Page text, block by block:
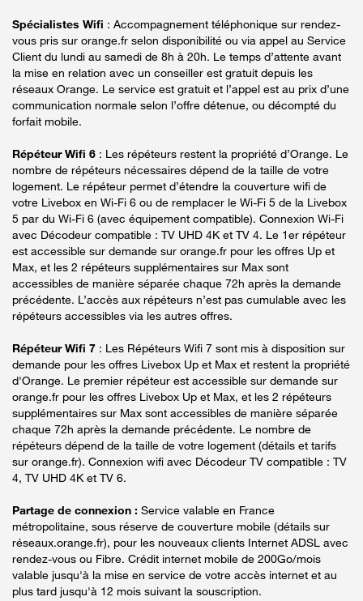
Spécialistes Wifi : Accompagnement téléphonique sur rendez-
vous pris sur orange.fr selon disponibilité ou via appel au Service
Client du lundi au samedi de 8h à 20h. Le temps d’attente avant
la mise en relation avec un conseiller est gratuit depuis les
réseaux Orange. Le service est gratuit et l’appel est au prix d’une
communication normale selon l’offre détenue, ou décompté du
forfait mobile.
Répéteur Wifi 6 : Les répéteurs restent la propriété d’Orange. Le
nombre de répéteurs nécessaires dépend de la taille de votre
logement. Le répéteur permet d’étendre la couverture wifi de
votre Livebox en Wi-Fi 6 ou de remplacer le Wi-Fi 5 de la Livebox
5 par du Wi-Fi 6 (avec équipement compatible). Connexion Wi-Fi
avec Décodeur compatible : TV UHD 4K et TV 4. Le 1er répéteur
est accessible sur demande sur orange.fr pour les offres Up et
Max, et les 2 répéteurs supplémentaires sur Max sont
accessibles de manière séparée chaque 72h après la demande
précédente. L’accès aux répéteurs n’est pas cumulable avec les
répéteurs accessibles via les autres offres.
Répéteur Wifi 7 : Les Répéteurs Wifi 7 sont mis à disposition sur
demande pour les offres Livebox Up et Max et restent la propriété
d'Orange. Le premier répéteur est accessible sur demande sur
orange.fr pour les offres Livebox Up et Max, et les 2 répéteurs
supplémentaires sur Max sont accessibles de manière séparée
chaque 72h après la demande précédente. Le nombre de
répéteurs dépend de la taille de votre logement (détails et tarifs
sur orange.fr). Connexion wifi avec Décodeur TV compatible : TV
4, TV UHD 4K et TV 6.
Partage de connexion : Service valable en France
métropolitaine, sous réserve de couverture mobile (détails sur
réseaux.orange.fr), pour les nouveaux clients Internet ADSL avec
rendez-vous ou Fibre. Crédit internet mobile de 200Go/mois
valable jusqu'à la mise en service de votre accès internet et au
plus tard jusqu'à 12 mois suivant la souscription.